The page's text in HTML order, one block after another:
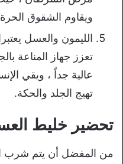
ويقاوم الشقوق الحرة
الليمون والعسل
تعزز جهاز المناعة
عالية جداً ، ويقي
تهيج الجلد والحكة.
تحضير خليط
من المفضل أن يتم شرب